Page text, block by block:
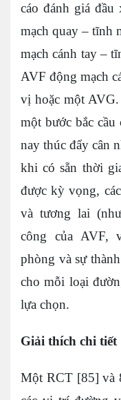
cáo đánh giá
mạch quay – tĩnh
mạch cánh tay –
AVF động mạch
vị hoặc một
một bước bắc
nay thúc đẩy cân
khi có sẵn thời
được kỳ vọng,
và tương lai
công của AVF,
phòng và sự
cho mỗi loại
lựa chọn.
Giải thích chi tiết
Một RCT [85] và